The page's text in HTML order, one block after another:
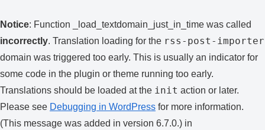
Notice: Function _load_textdomain_just_in_time was called
incorrectly. Translation loading for the rss-post-importer
domain was triggered too early. This is usually an indicator for
some code in the plugin or theme running too early.
Translations should be loaded at the init action or later.
Please see Debugging in WordPress for more information.
(This message was added in version 6.7.0.) in